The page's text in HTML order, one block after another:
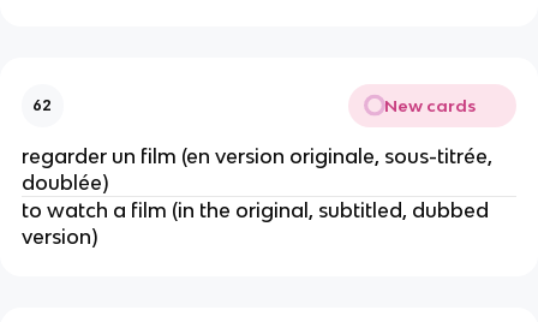
62 New cards
regarder un film (en version originale, sous-titrée,
doublée)
to watch a film (in the original, subtitled, dubbed
version)